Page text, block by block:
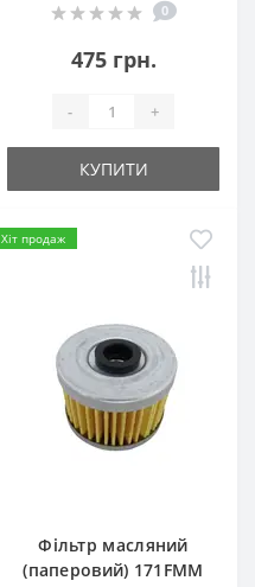
0
475 грн.
- +
КУПИТИ
Хіт продаж
Фільтр масляний
(паперовий) 171FMM